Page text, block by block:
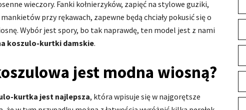
wieczory. Fanki kołnierzyków, zapięć na stylowe guziki,
przy rękawach, zapewne będą chciały pokusić się o
Wybór jest spory, bo tak naprawdę, ten model jest z nami
koszulo-kurtki damskie.
jest modna wiosną?
kurtka jest najlepsza, która wpisuje się w najgorętsze